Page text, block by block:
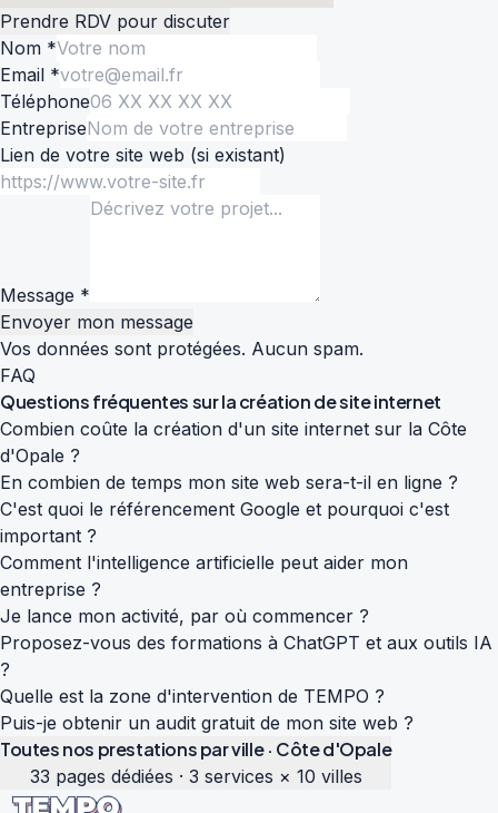
Prendre RDV pour discuter
Nom *
Email *
Téléphone
Entreprise
Lien de votre site web (si existant)
Message *
Envoyer mon message
Vos données sont protégées. Aucun spam.
FAQ
Questions fréquentes sur lacréation de site internet
Combien coûte la création d'un site internet sur la Côte
d'Opale ?
En combien de temps mon site web sera-t-il en ligne ?
C'est quoi le référencement Google et pourquoi c'est
important ?
Comment l'intelligence artificielle peut aider mon
entreprise ?
Je lance mon activité, par où commencer ?
Proposez-vous des formations à ChatGPT et aux outils IA
?
Quelle est la zone d'intervention de TEMPO ?
Puis-je obtenir un audit gratuit de mon site web ?
Toutes nos prestations par ville · Côte d'Opale
33 pages dédiées · 3 services × 10 villes